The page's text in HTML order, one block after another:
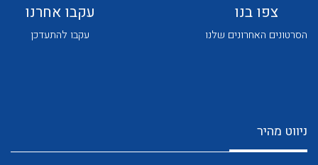
צפו בנו
הסרטונים האחרונים שלנו
עקבו אחרנו
עקבו להתעדכן
ניווט מהיר